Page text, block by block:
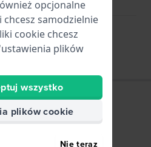
Kołki sprężyste
Tak
opcjonalne
chcesz samodzielnie
cookie chcesz
plików
wszystko
plików cookie
Nie teraz